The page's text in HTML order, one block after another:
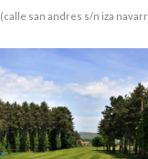
(calle san andres s/n iza